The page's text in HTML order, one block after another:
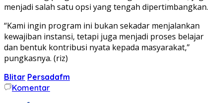
menjadi salah satu opsi yang tengah dipertimbangkan.
“Kami ingin program ini bukan sekadar menjalankan
kewajiban instansi, tetapi juga menjadi proses belajar
dan bentuk kontribusi nyata kepada masyarakat,”
pungkasnya. (riz)
Blitar Persadafm
Komentar